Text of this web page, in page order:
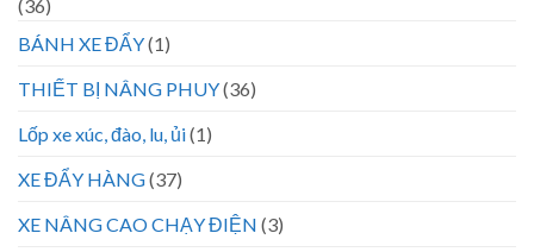
(36)
BÁNH XE ĐẨY(1)
THIẾT BỊ NÂNG PHUY(36)
Lốp xe xúc, đào, lu, ủi(1)
XE ĐẨY HÀNG(37)
XE NÂNG CAO CHẠY ĐIỆN (3)